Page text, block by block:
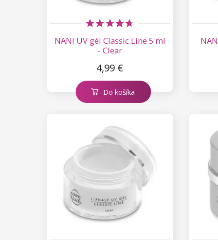
NANI UV gél Classic Line 5 ml
- Clear
4,99 €
Do košíka